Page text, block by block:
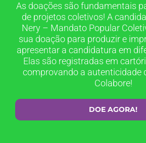
As doações são fundamentais
de projetos coletivos! A
Nery – Mandato Popular
sua doação para produzir e
apresentar a candidatura em
Elas são registradas em
comprovando a autenticidade
Colabore!
DOE AGORA!